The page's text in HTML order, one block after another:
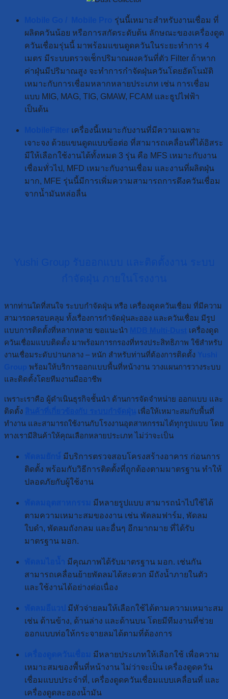
รุ่นนี้เหมาะสำหรับงานเชื่อม ที่
ผลิตควันน้อย หรือการสกัดระดับต้น ลักษณะของเครื่องดูด
ควันเชื่อมรุ่นนี้ มาพร้อมแขนดูดควันในระยะทำการ 4
เมตร มีระบบตรวจเช็กปริมาณผงควันที่ตัว Filter ถ้าหาก
ค่าฝุ่นมีปริมาณสูง จะทำการกำจัดฝุ่นควันโดยอัตโนมัติ
เหมาะกับการเชื่อมหลากหลายประเภท เช่น การเชื่อม
แบบ MIG, MAG, TIG, GMAW, FCAM และธูปไฟฟ้า
เป็นต้น
เครื่องนี้เหมาะกับงานที่มีความเฉพาะ
เจาะจง ด้วยแขนดูดแบบข้อต่อ ที่สามารถเคลื่อนที่ได้อิสระ
มีให้เลือกใช้งานได้ทั้งหมด 3 รุ่น คือ MFS เหมาะกับงาน
เชื่อมทั่วไป, MFD เหมาะกับงานเชื่อม และงานที่ผลิตฝุ่น
มาก, MFE รุ่นนี้มีการเพิ่มความสามารถการดึงควันเชื่อม
จากน้ำมันหล่อลื่น
หากท่านใดที่สนใจ ระบบกำจัดฝุ่น หรือ เครื่องดูดควันเชื่อม ที่มีความ
สามารถครอบคลุม ทั้งเรื่องการกำจัดฝุ่นละออง และควันเชื่อม มีรูป
แบบการติดตั้งที่หลากหลาย ขอแนะนำ
เครื่องดูด
ควันเชื่อมแบบติดตั้ง มาพร้อมการกรองที่ทรงประสิทธิภาพ ใช้สำหรับ
งานเชื่อมระดับปานกลาง – หนัก สำหรับท่านที่ต้องการติดตั้ง
พร้อมให้บริการออกแบบพื้นที่หน้างาน วางแผนการวางระบบ
และติดตั้งโดยทีมงานมืออาชีพ
เพราะเราคือ ผู้ดำเนินธุรกิจชั้นนำ ด้านการจัดจำหน่าย ออกแบบ และ
ติดตั้ง
เพื่อให้เหมาะสมกับพื้นที่
ทำงาน และสามารถใช้งานกับโรงงานอุตสาหกรรมได้ทุกรูปแบบ โดย
ทางเรามีสินค้าให้คุณเลือกหลายประเภท ไม่ว่าจะเป็น
มีบริการตรวจสอบโครงสร้างอาคาร ก่อนการ
ติดตั้ง พร้อมกับวิธีการติดตั้งที่ถูกต้องตามมาตรฐาน ทำให้
ปลอดภัยกับผู้ใช้งาน
มีหลายรูปแบบ สามารถนำไปใช้ได้
ตามความเหมาะสมของงาน เช่น พัดลมฟาร์ม, พัดลม
ใบดำ, พัดลมถังกลม และอื่นๆ อีกมากมาย ที่ได้รับ
มาตรฐาน มอก.
มีคุณภาพได้รับมาตรฐาน มอก. เช่นกัน
สามารถเคลื่อนย้ายพัดลมได้สะดวก มีถังน้ำภายในตัว
และใช้งานได้อย่างต่อเนื่อง
มีหัวจ่ายลมให้เลือกใช้ได้ตามความเหมาะสม
เช่น ด้านข้าง, ด้านล่าง และด้านบน โดยมีทีมงานที่ช่วย
ออกแบบท่อให้กระจายลมได้ตามที่ต้องการ
มีหลายประเภทให้เลือกใช้ เพื่อความ
เหมาะสมของพื้นที่หน้างาน ไม่ว่าจะเป็น เครื่องดูดควัน
เชื่อมแบบประจำที่, เครื่องดูดควันเชื่อมแบบเคลื่อนที่ และ
เครื่องดูดละอองน้ำมัน